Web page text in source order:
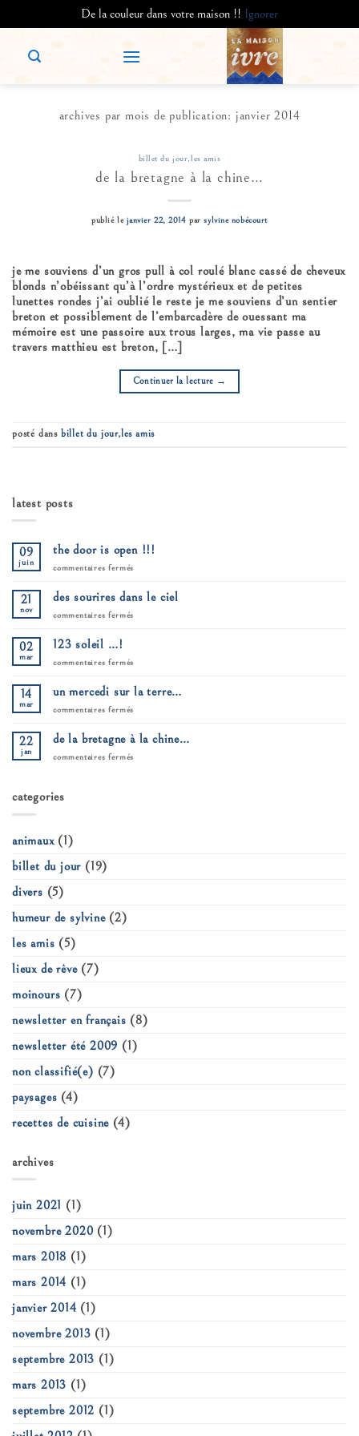
De la couleur dans votre maison !! Ignorer
archives par mois de publication: janvier 2014
billet du jour,les amis
de la bretagne à la chine…
publié le janvier 22, 2014 parsylvine nobécourt
je me souviens d’un gros pull à col roulé blanc cassé de cheveux
blonds n’obéissant qu’à l’ordre mystérieux et de petites
lunettes rondes j’ai oublié le reste je me souviens d’un sentier
breton et possiblement de l’embarcadère de ouessant ma
mémoire est une passoire aux trous larges, ma vie passe au
travers matthieu est breton, […]
Continuer la lecture →
posté dans billet du jour,les amis
latest posts
09
juin
the door is open !!!
commentaires fermés
is
21
nov
des sourires dans le ciel
commentaires fermés
02
mar
123 soleil …!
commentaires fermés
…!
14
mar
un mercedi sur la terre…
commentaires fermés
sur
22
jan
de la bretagne à la chine…
commentaires fermés
categories
animaux(1)
billet du jour (19)
divers (5)
humeur de sylvine(2)
les amis (5)
lieux de rêve(7)
moinours (7)
newsletter en français (8)
newsletter été 2009 (1)
non classifié(e) (7)
paysages (4)
recettes de cuisine (4)
archives
juin 2021 (1)
novembre 2020 (1)
mars 2018 (1)
mars 2014 (1)
janvier 2014 (1)
novembre 2013 (1)
septembre 2013 (1)
mars 2013 (1)
septembre 2012 (1)